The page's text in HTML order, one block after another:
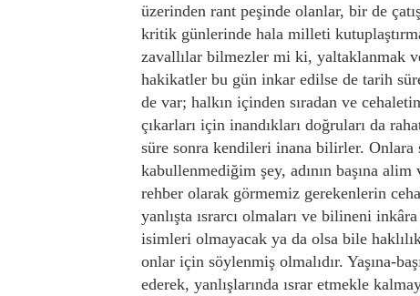
üzerinden rant peşinde olanlar, bir de
kritik günlerinde hala milleti
zavallılar bilmezler mi ki, yaltaklanmak
hakikatler bu gün inkar edilse de tarih
de var; halkın içinden sıradan ve
çıkarları için inandıkları doğruları da
süre sonra kendileri inana bilirler.
kabullenmediğim şey, adının başına
rehber olarak görmemiz gerekenlerin
yanlışta ısrarcı olmaları ve bilineni
isimleri olmayacak ya da olsa bile
onlar için söylenmiş olmalıdır. Yaşına-
ederek, yanlışlarında ısrar etmekle